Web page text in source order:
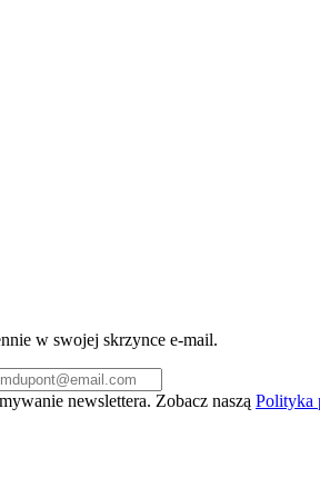
w swojej skrzynce e-mail.
newslettera. Zobacz naszą Polityka